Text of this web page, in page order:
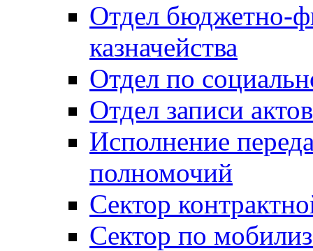
Отдел бюджетно-
казначейства
Отдел по
Отдел записи
Исполнение
полномочий
Сектор
Сектор по